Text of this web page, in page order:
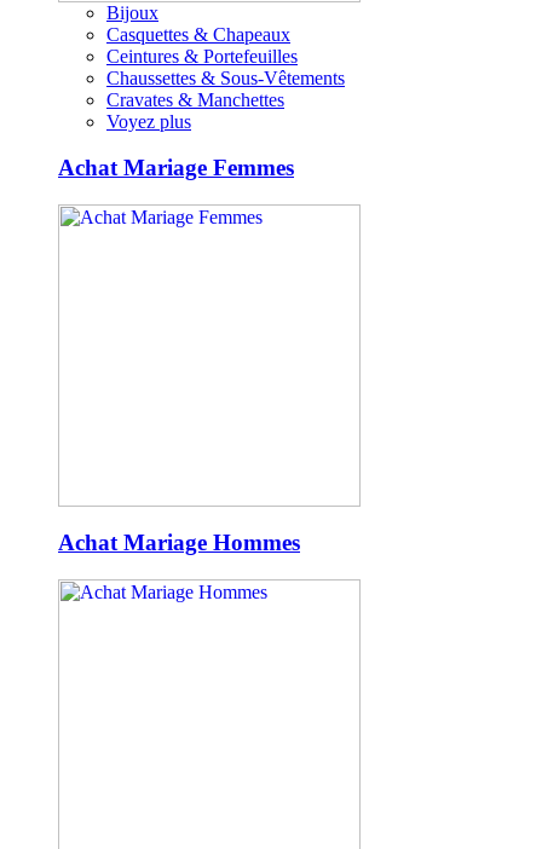
Bijoux
Casquettes & Chapeaux
Ceintures & Portefeuilles
Chaussettes & Sous-Vêtements
Cravates & Manchettes
Voyez plus
Achat Mariage Femmes
Achat Mariage Hommes